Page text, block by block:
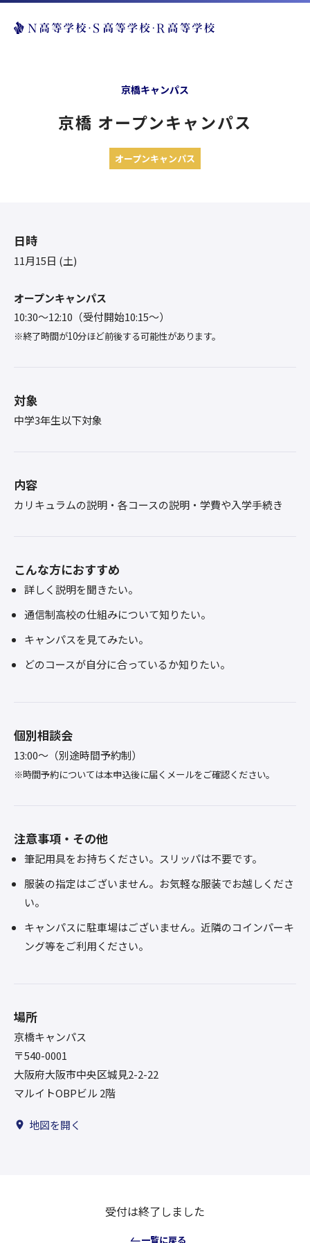
京橋キャンパス
京橋 オープンキャンパス
オープンキャンパス
日時
11月15日 (土)
オープンキャンパス
10:30〜12:10（受付開始10:15～）
※終了時間が10分ほど前後する可能性があります。
対象
中学3年生以下対象
内容
カリキュラムの説明・各コースの説明・学費や入学手続き
こんな方におすすめ
詳しく説明を聞きたい。
通信制高校の仕組みについて知りたい。
キャンパスを見てみたい。
どのコースが自分に合っているか知りたい。
個別相談会
13:00～（別途時間予約制）
※時間予約については本申込後に届くメールをご確認ください。
注意事項・その他
筆記用具をお持ちください。スリッパは不要です。
服装の指定はございません。お気軽な服装でお越しくださ
い。
キャンパスに駐車場はございません。近隣のコインパーキ
ング等をご利用ください。
場所
京橋キャンパス
〒540-0001
大阪府大阪市中央区城見2-2-22
マルイトOBPビル 2階
地図を開く
受付は終了しました
一覧に戻る